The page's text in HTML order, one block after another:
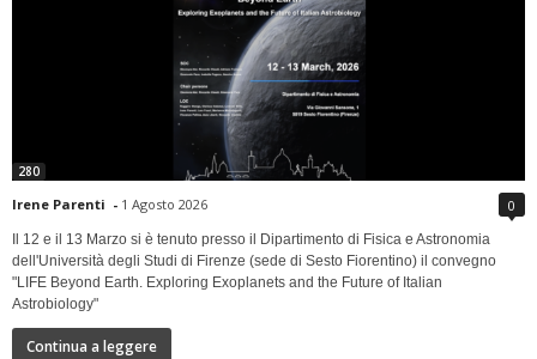
280
Irene Parenti - 1 Agosto 2026 0
Il 12 e il 13 Marzo si è tenuto presso il Dipartimento di Fisica e Astronomia
dell'Università degli Studi di Firenze (sede di Sesto Fiorentino) il convegno
"LIFE Beyond Earth. Exploring Exoplanets and the Future of Italian
Astrobiology"
Continua a leggere